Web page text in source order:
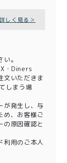
詳しく見る＞
。
・Diners
文いただきま
しまう場
が発生し、与
め、お客様ご
の原因確認と
利用のご本人